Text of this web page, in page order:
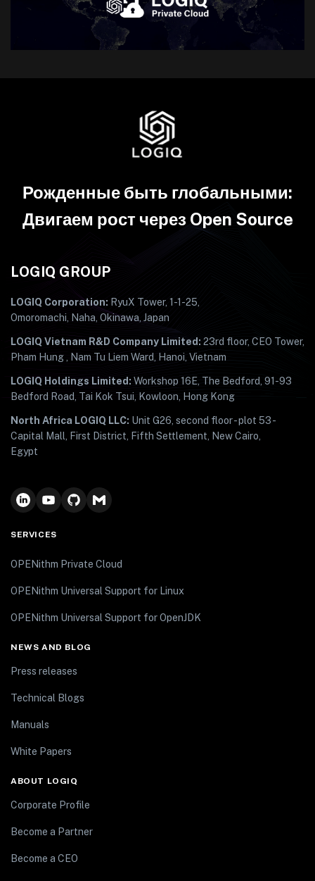
Рожденные быть глобальными:
Двигаем рост через Open Source
LOGIQ GROUP
LOGIQ Corporation: RyuX Tower, 1-1-25,
Omoromachi, Naha, Okinawa, Japan
LOGIQ Vietnam R&D Company Limited: 23rd floor, CEO Tower,
Pham Hung , Nam Tu Liem Ward, Hanoi, Vietnam
LOGIQ Holdings Limited: Workshop 16E, The Bedford, 91-93
Bedford Road, Tai Kok Tsui, Kowloon, Hong Kong
North Africa LOGIQ LLC: Unit G26, second floor - plot 53 -
Capital Mall, First District, Fifth Settlement, New Cairo,
Egypt
SERVICES
OPENithm Private Cloud
OPENithm Universal Support for Linux
OPENithm Universal Support for OpenJDK
NEWS AND BLOG
Press releases
Technical Blogs
Manuals
White Papers
ABOUT LOGIQ
Corporate Profile
Become a Partner
Become a CEO